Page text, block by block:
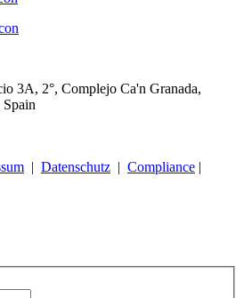
3A, 2°, Complejo Ca'n Granada,
Spain
Datenschutz Compliance